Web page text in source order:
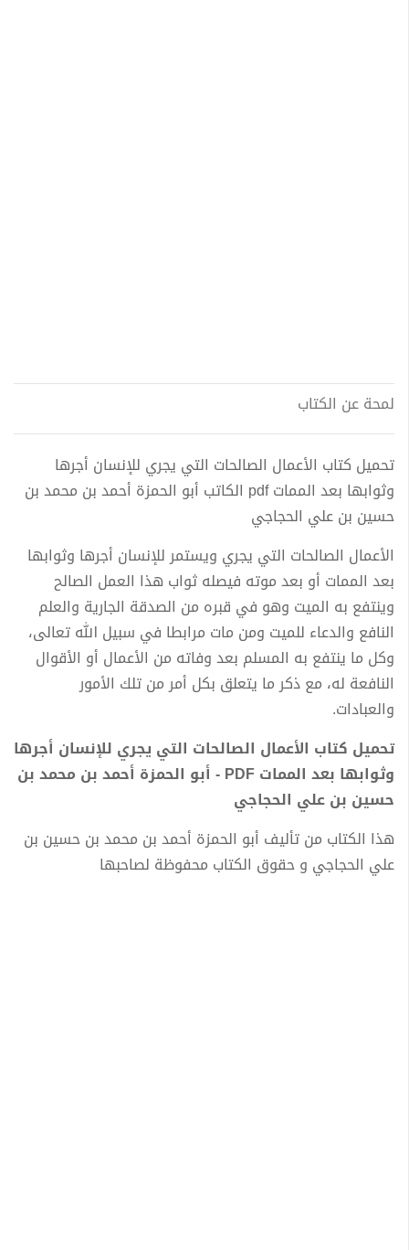
لمحة عن الكتاب
تحميل كتاب الأعمال الصالحات التي يجري للإنسان أجرها
وثوابها بعد الممات pdf الكاتب أبو الحمزة أحمد بن محمد بن
حسين بن علي الحجاجي
الأعمال الصالحات التي يجري ويستمر للإنسان أجرها وثوابها
بعد الممات أو بعد موته فيصله ثواب هذا العمل الصالح
وينتفع به الميت وهو في قبره من الصدقة الجارية والعلم
النافع والدعاء للميت ومن مات مرابطا في سبيل الله تعالى،
وكل ما ينتفع به المسلم بعد وفاته من الأعمال أو الأقوال
النافعة له، مع ذكر ما يتعلق بكل أمر من تلك الأمور
والعبادات.
تحميل كتاب الأعمال الصالحات التي يجري للإنسان أجرها
وثوابها بعد الممات PDF - أبو الحمزة أحمد بن محمد بن
حسين بن علي الحجاجي
هذا الكتاب من تأليف أبو الحمزة أحمد بن محمد بن حسين بن
علي الحجاجي و حقوق الكتاب محفوظة لصاحبها